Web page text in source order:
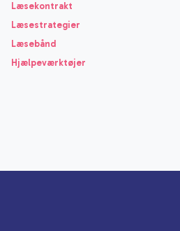
Læsekontrakt
Læsestrategier
Læsebånd
Hjælpeværktøjer